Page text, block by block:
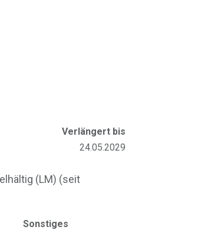
Verlängert bis
24.05.2029
(LM) (seit
Sonstiges